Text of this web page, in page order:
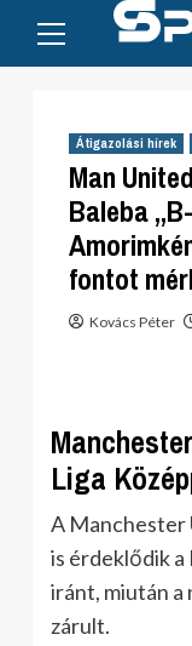
content
Menu
Átigazolási hírek
Man
Baleba
fontot
Kovács Péter
Liga
A Manchester
is érdeklődik a
iránt, miután a
zárult.